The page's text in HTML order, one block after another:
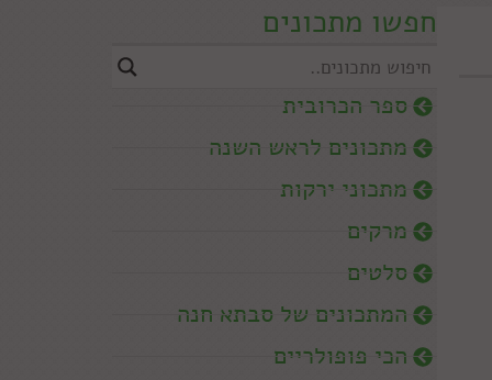
חפשו מתכונים
ספר הכרובית
מתכונים לראש השנה
מתכוני ירקות
מרקים
סלטים
המתכונים של סבתא חנה
הכי פופולריים